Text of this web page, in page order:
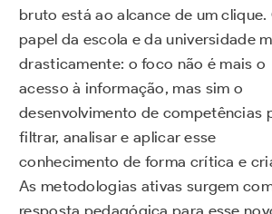
bruto está ao alcance de um clique.
papel da escola e da universidade
drasticamente: o foco não é mais o
acesso à informação, mas sim o
desenvolvimento de competências
filtrar, analisar e aplicar esse
conhecimento de forma crítica e
As metodologias ativas surgem
resposta pedagógica para esse